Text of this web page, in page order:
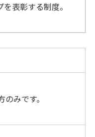
表彰する制度。
みです。